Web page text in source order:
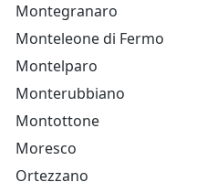
Montegranaro
Monteleone di Fermo
Montelparo
Monterubbiano
Montottone
Moresco
Ortezzano